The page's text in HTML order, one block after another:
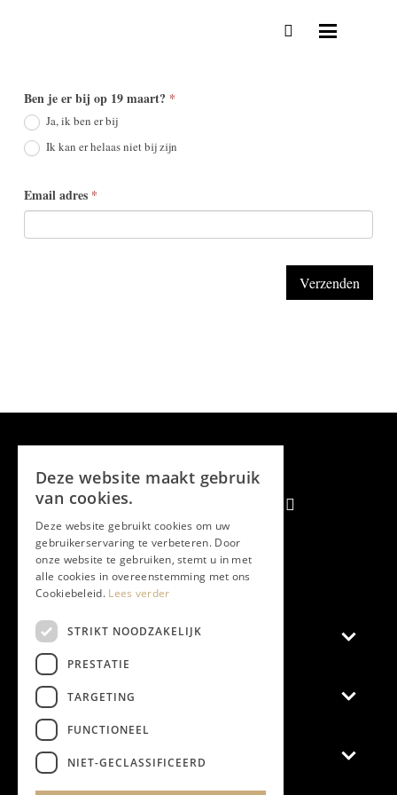
TEFAF
ontvangst
2026
Ben je er bij op 19 maart? *
Ja, ik ben er bij
Ik kan er helaas niet bij zijn
Email adres *
Verzenden
Aanmelden nieuwsbrief
Magazine
Adverteren
Algemeen
Deze website maakt gebruik
van cookies.
Deze website gebruikt cookies om uw
gebruikerservaring te verbeteren. Door
onze website te gebruiken, stemt u in met
alle cookies in overeenstemming met ons
Cookiebeleid. Lees verder
STRIKT NOODZAKELIJK
PRESTATIE
TARGETING
FUNCTIONEEL
NIET-GECLASSIFICEERD